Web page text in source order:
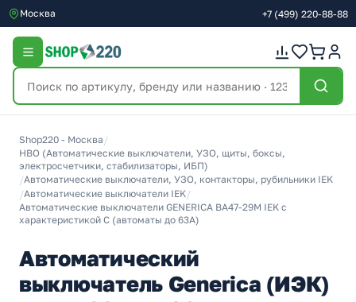
Москва +7 (499) 220-88-88
Shop220 - Москва /
НВО (Автоматические выключатели, УЗО, щиты, боксы,
электросчетчики, стабилизаторы, ИБП)
/Автоматические выключатели, УЗО, контакторы, рубильники IEK
/Автоматические выключатели IEK/
Автоматические выключатели GENERICA ВА47-29М IEK с
характеристикой C (автоматы до 63A)
Автоматический
выключатель Generica (ИЭК)